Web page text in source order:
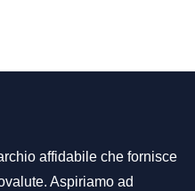
affidabile che fornisce
Aspiriamo ad